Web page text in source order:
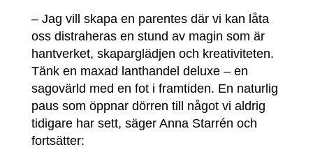
– Jag vill skapa en parentes där vi kan låta
oss distraheras en stund av magin som är
hantverket, skaparglädjen och kreativiteten.
Tänk en maxad lanthandel deluxe – en
sagovärld med en fot i framtiden. En naturlig
paus som öppnar dörren till något vi aldrig
tidigare har sett, säger Anna Starrén och
fortsätter: